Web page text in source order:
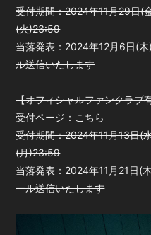
受付期間：2024年11月29日(
(火)23:59
当落発表：2024年12月6日(
ル送信いたします
【オフィシャルファンクラブ
受付ページ：こちら
受付期間：2024年11月13日(
(月)23:59
当落発表：2024年11月21日(
ール送信いたします